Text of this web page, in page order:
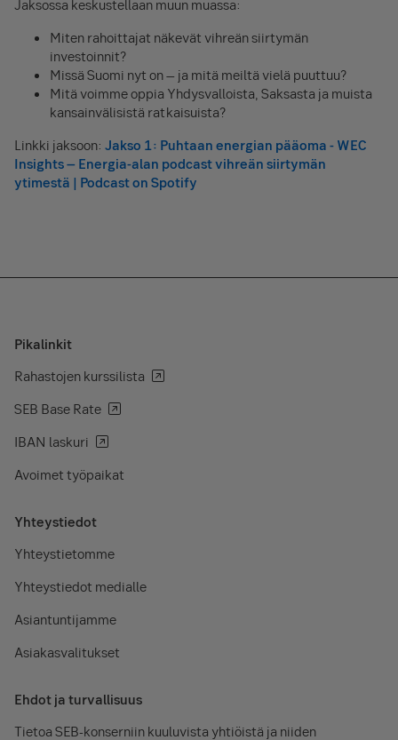
Jaksossa keskustellaan muun muassa:
Miten rahoittajat näkevät vihreän siirtymän
investoinnit?
Missä Suomi nyt on – ja mitä meiltä vielä puuttuu?
Mitä voimme oppia Yhdysvalloista, Saksasta ja muista
kansainvälisistä ratkaisuista?
Linkki jaksoon: Jakso 1: Puhtaan energian pääoma - WEC
Insights – Energia-alan podcast vihreän siirtymän
ytimestä | Podcast on Spotify
Pikalinkit
Rahastojen kurssilista
SEB Base Rate
IBAN laskuri
Avoimet työpaikat
Yhteystiedot
Yhteystietomme
Yhteystiedot medialle
Asiantuntijamme
Asiakasvalitukset
Ehdot ja turvallisuus
Tietoa SEB-konserniin kuuluvista yhtiöistä ja niiden